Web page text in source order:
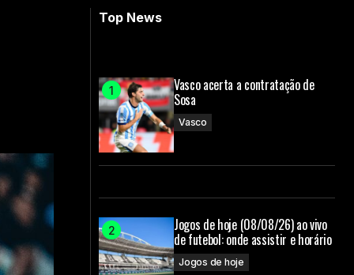
Top News
Vasco acerta a contratação de
Sosa
Vasco
Jogos de hoje (08/08/26) ao vivo
de futebol: onde assistir e horário
Jogos de hoje